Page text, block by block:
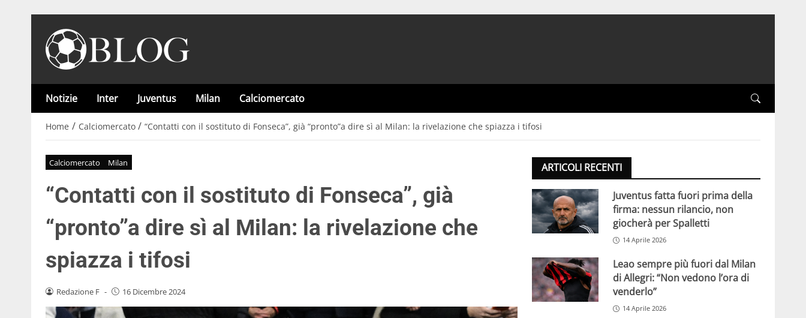
Notizie Inter Juventus Milan Calciomercato
Home / Calciomercato / “Contatti con il sostituto di Fonseca”, già “pronto”a dire sì al Milan: la rivelazione che spiazza i tifosi
Calciomercato Milan
“Contatti con il sostituto di Fonseca”, già
“pronto”a dire sì al Milan: la rivelazione che
spiazza i tifosi
Redazione F - 16 Dicembre 2024
ARTICOLI RECENTI
Juventus fatta fuori prima della
firma: nessun rilancio, non
giocherà per Spalletti
14 Aprile 2026
Leao sempre più fuori dal Milan
di Allegri: “Non vedono l’ora di
venderlo”
14 Aprile 2026